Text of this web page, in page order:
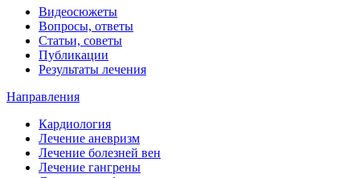
Видеосюжеты
Вопросы, ответы
Статьи, советы
Публикации
Результаты лечения
Направления
Кардиология
Лечение аневризм
Лечение болезней вен
Лечение гангрены